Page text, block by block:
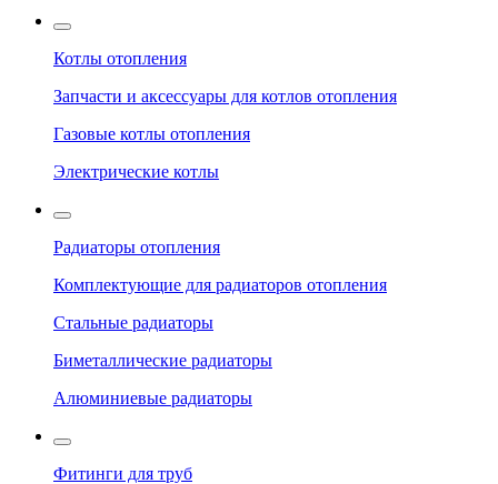
Котлы отопления
Запчасти и аксессуары для котлов отопления
Газовые котлы отопления
Электрические котлы
Радиаторы отопления
Комплектующие для радиаторов отопления
Стальные радиаторы
Биметаллические радиаторы
Алюминиевые радиаторы
Фитинги для труб